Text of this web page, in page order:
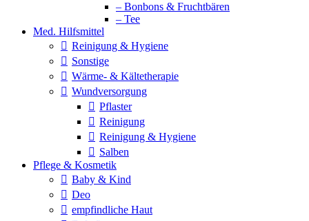
– Bonbons & Fruchtbären
– Tee
Med. Hilfsmittel
Reinigung & Hygiene
Sonstige
Wärme- & Kältetherapie
Wundversorgung
Pflaster
Reinigung
Reinigung & Hygiene
Salben
Pflege & Kosmetik
Baby & Kind
Deo
empfindliche Haut